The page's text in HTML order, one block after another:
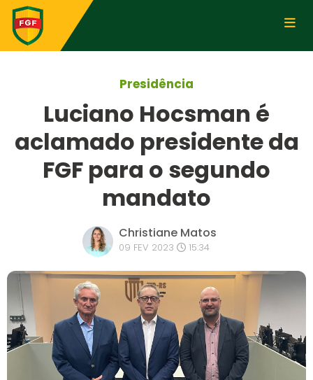
Presidência
Luciano Hocsman é
aclamado presidente da
FGF para o segundo
mandato
Christiane Matos
09 FEV 2023 15:34